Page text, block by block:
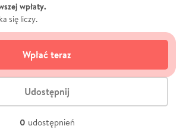
wpłaty.
się liczy.
Wpłać teraz
Udostępnij
0 udostępnień